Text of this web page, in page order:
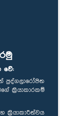
වේ:
පුද්ගලාරෝපිත
ක්‍රියාකාරකම්
ක්‍රියාකාරීත්වය